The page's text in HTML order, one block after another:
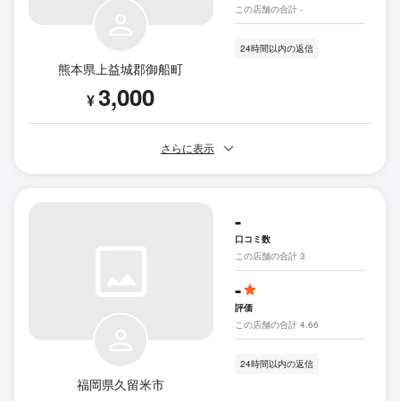
熊本県上益城郡御船町
¥3,000
この店舗の合計 -
24時間以内の返信
さらに表示
福岡県久留米市
-
口コミ数
この店舗の合計 3
-
評価
この店舗の合計 4.66
24時間以内の返信